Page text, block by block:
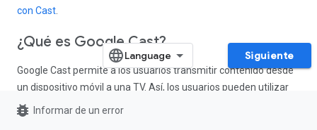
con Cast
¿Qué es Google Cast?
Google Cast permite a los usuarios transmitir contenido desde
un dispositivo móvil a una TV. Así, los usuarios pueden utilizar
su dispositivo móvil o el navegador Chrome para computadoras
Siguiente
bug_report Informar de un error